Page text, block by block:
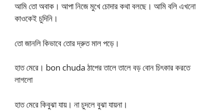
আমি তো অবাক। আপা নিজে মুখে চোদার কথা বলছে। আমি বলি এখনো
কাওকেই চুদিনি।
তো জানলি কিভাবে তোর দ্রুত মাল পড়ে।
হাত মেরে। bon chuda ঠাপের তালে তালে বড় বোন চিৎকার করতে
লাগলো
হাত মেরে কিবুঝা যায়। না চুদলে বুঝা যায়না।